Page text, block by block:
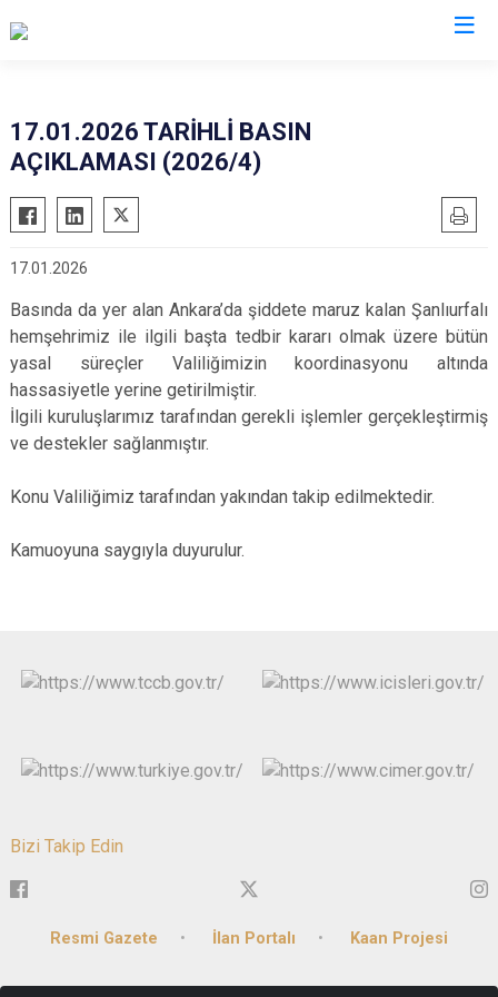
17.01.2026 TARİHLİ BASIN
AÇIKLAMASI (2026/4)
17.01.2026
Basında da yer alan Ankara’da şiddete maruz kalan Şanlıurfalı
hemşehrimiz ile ilgili başta tedbir kararı olmak üzere bütün
yasal süreçler Valiliğimizin koordinasyonu altında
hassasiyetle yerine getirilmiştir.
İlgili kuruluşlarımız tarafından gerekli işlemler gerçekleştirmiş
ve destekler sağlanmıştır.
Konu Valiliğimiz tarafından yakından takip edilmektedir.
Kamuoyuna saygıyla duyurulur.
Bizi Takip Edin
Resmi Gazete İlan Portalı Kaan Projesi